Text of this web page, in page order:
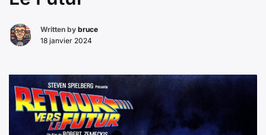
Written by bruce
18 janvier 2024